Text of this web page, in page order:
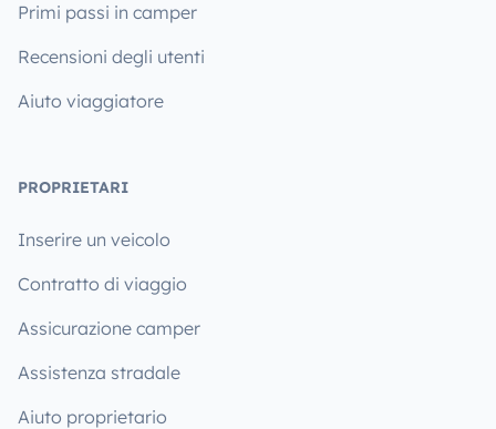
Primi passi in camper
Recensioni degli utenti
Aiuto viaggiatore
PROPRIETARI
Inserire un veicolo
Contratto di viaggio
Assicurazione camper
Assistenza stradale
Aiuto proprietario